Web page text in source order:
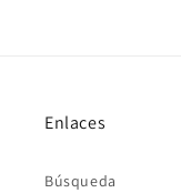
Enlaces
Búsqueda